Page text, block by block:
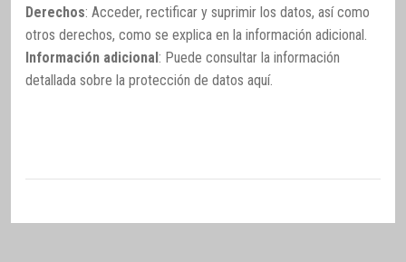
Derechos: Acceder, rectificar y suprimir los datos, así como
otros derechos, como se explica en la información adicional.
Información adicional: Puede consultar la información
detallada sobre la protección de datos aquí.